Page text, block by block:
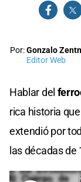
Por:Gonzalo
Editor Web
Hablar del
rica historia
extendió por
las décadas de